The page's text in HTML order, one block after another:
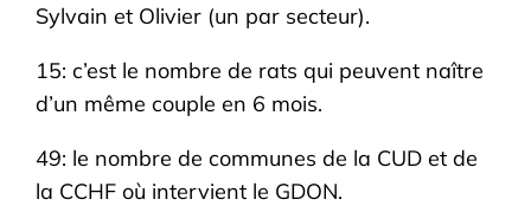
Sylvain et Olivier (un par secteur).
15: c’est le nombre de rats qui peuvent naître
d’un même couple en 6 mois.
49: le nombre de communes de la CUD et de
la CCHF où intervient le GDON.